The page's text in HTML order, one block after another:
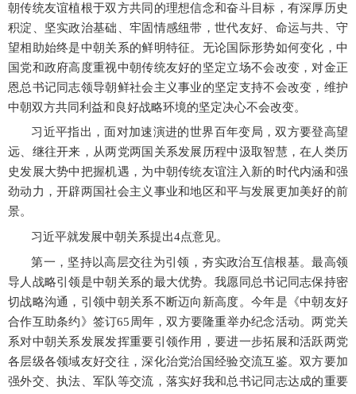
朝传统友谊植根于双方共同的理想信念和奋斗目标，有深厚历史
积淀、坚实政治基础、牢固情感纽带，世代友好、命运与共、守
望相助始终是中朝关系的鲜明特征。无论国际形势如何变化，中
国党和政府高度重视中朝传统友好的坚定立场不会改变，对金正
恩总书记同志领导朝鲜社会主义事业的坚定支持不会改变，维护
中朝双方共同利益和良好战略环境的坚定决心不会改变。
习近平指出，面对加速演进的世界百年变局，双方要登高望
远、继往开来，从两党两国关系发展历程中汲取智慧，在人类历
史发展大势中把握机遇，为中朝传统友谊注入新的时代内涵和强
劲动力，开辟两国社会主义事业和地区和平与发展更加美好的前
景。
习近平就发展中朝关系提出4点意见。
第一，坚持以高层交往为引领，夯实政治互信根基。最高领
导人战略引领是中朝关系的最大优势。我愿同总书记同志保持密
切战略沟通，引领中朝关系不断迈向新高度。今年是《中朝友好
合作互助条约》签订65周年，双方要隆重举办纪念活动。两党关
系对中朝关系发展发挥重要引领作用，要进一步拓展和活跃两党
各层级各领域友好交往，深化治党治国经验交流互鉴。双方要加
强外交、执法、军队等交流，落实好我和总书记同志达成的重要